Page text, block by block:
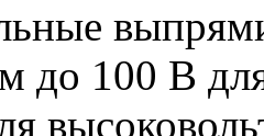
до 100 В